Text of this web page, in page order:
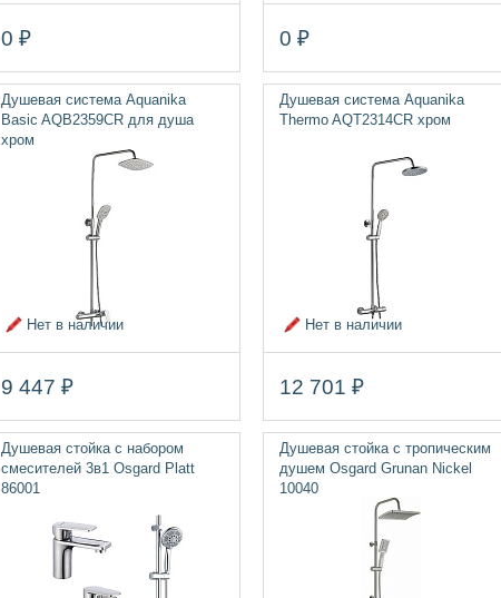
0 ₽ 0 ₽
Душевая система Aquanika
Basic AQB2359CR для душа
хром
Нет в наличии
9 447 ₽
Душевая система Aquanika
Thermo AQT2314CR хром
Нет в наличии
12 701 ₽
Душевая стойка с набором
смесителей 3в1 Osgard Platt
86001
Душевая стойка с тропическим
душем Osgard Grunan Nickel
10040